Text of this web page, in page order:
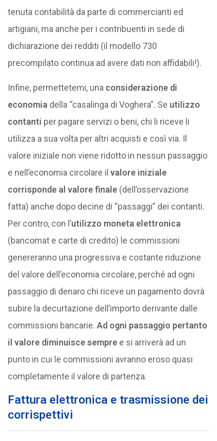
tenuta contabilità da parte di commercianti ed
artigiani, ma anche per i contribuenti in sede di
dichiarazione dei redditi (il modello 730
precompilato continua ad avere dati non affidabili!).
Infine, permettetemi, una considerazione di
economia della “casalinga di Voghera”. Se utilizzo
contanti per pagare servizi o beni, chi li riceve li
utilizza a sua volta per altri acquisti e così via. Il
valore iniziale non viene ridotto in nessun passaggio
e nell’economia circolare il valore iniziale
corrisponde al valore finale(dell’osservazione
fatta) anche dopo decine di “passaggi” dei contanti.
Per contro, con l’utilizzo moneta elettronica
(bancomat e carte di credito) le commissioni
genereranno una progressiva e costante riduzione
del valore dell’economia circolare, perché ad ogni
passaggio di denaro chi riceve un pagamento dovrà
subire la decurtazione dell’importo derivante dalle
commissioni bancarie. Ad ogni passaggio pertanto
il valore diminuisce sempree si arriverà ad un
punto in cui le commissioni avranno eroso quasi
completamente il valore di partenza.
Fattura elettronica e trasmissione dei
corrispettivi